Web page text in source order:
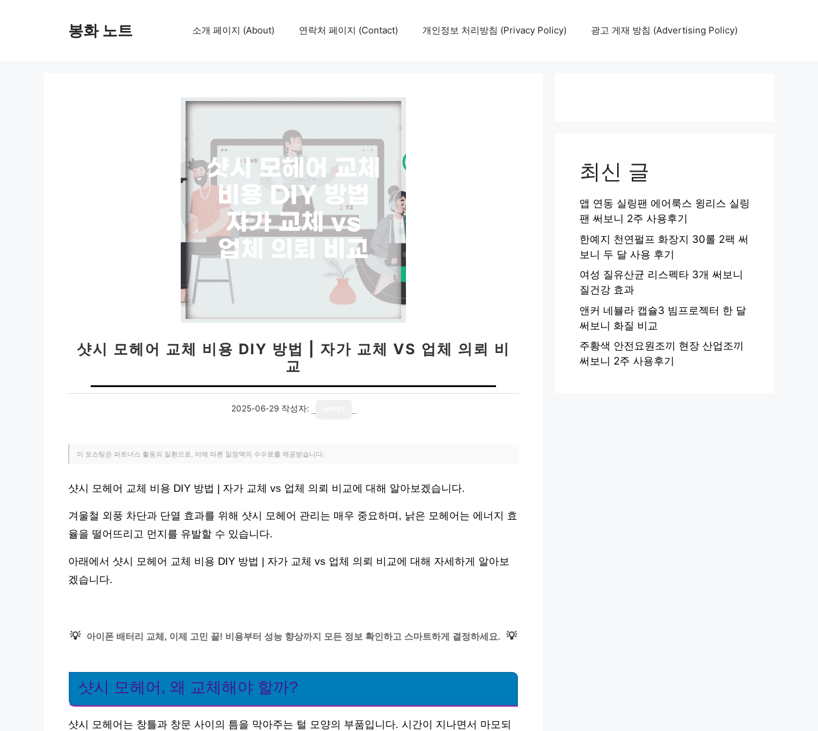
봉화 노트 소개 페이지 (About) 연락처 페이지 (Contact) 개인정보 처리방침 (Privacy Policy) 광고 게재 방침 (Advertising Policy)
샷시 모헤어 교체 비용 DIY 방법 | 자가 교체 VS 업체 의뢰 비
교
2025-06-29 작성자:
이 포스팅은 파트너스 활동의 일환으로, 이에 따른 일정액의 수수료를 제공받습니다.
샷시 모헤어 교체 비용 DIY 방법 | 자가 교체 vs 업체 의뢰 비교에 대해 알아보겠습니다.
겨울철 외풍 차단과 단열 효과를 위해 샷시 모헤어 관리는 매우 중요하며, 낡은 모헤어는 에너지 효
율을 떨어뜨리고 먼지를 유발할 수 있습니다.
아래에서 샷시 모헤어 교체 비용 DIY 방법 | 자가 교체 vs 업체 의뢰 비교에 대해 자세하게 알아보
겠습니다.
💡 아이폰 배터리 교체, 이제 고민 끝! 비용부터 성능 향상까지 모든 정보 확인하고 스마트하게 결정하세요. 💡
샷시 모헤어, 왜 교체해야 할까?
샷시 모헤어는 창틀과 창문 사이의 틈을 막아주는 털 모양의 부품입니다. 시간이 지나면서 마모되
최신 글
앱 연동 실링팬 에어룩스 윙리스 실링
팬 써보니 2주 사용후기
한예지 천연펄프 화장지 30롤 2팩 써
보니 두 달 사용 후기
여성 질유산균 리스펙타 3개 써보니
질건강 효과
앤커 네뷸라 캡슐3 빔프로젝터 한 달
써보니 화질 비교
주황색 안전요원조끼 현장 산업조끼
써보니 2주 사용후기